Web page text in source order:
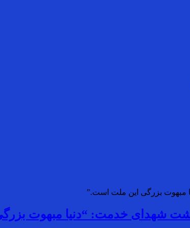
شهدای خدمت: “دنیا مبهوت